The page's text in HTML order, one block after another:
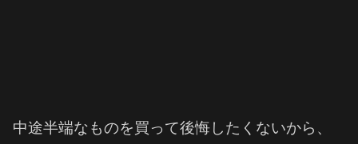
中途半端なものを買って後悔したくないから、